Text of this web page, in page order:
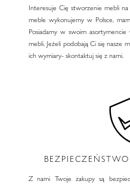
Interesuje Cię stworzenie mebli
meble wykonujemy w Polsce,
Posiadamy w swoim
mebli. Jeżeli podobają Ci się nasze
ich wymiary- skontaktuj się z nami.
Z nami Twoje zakupy są